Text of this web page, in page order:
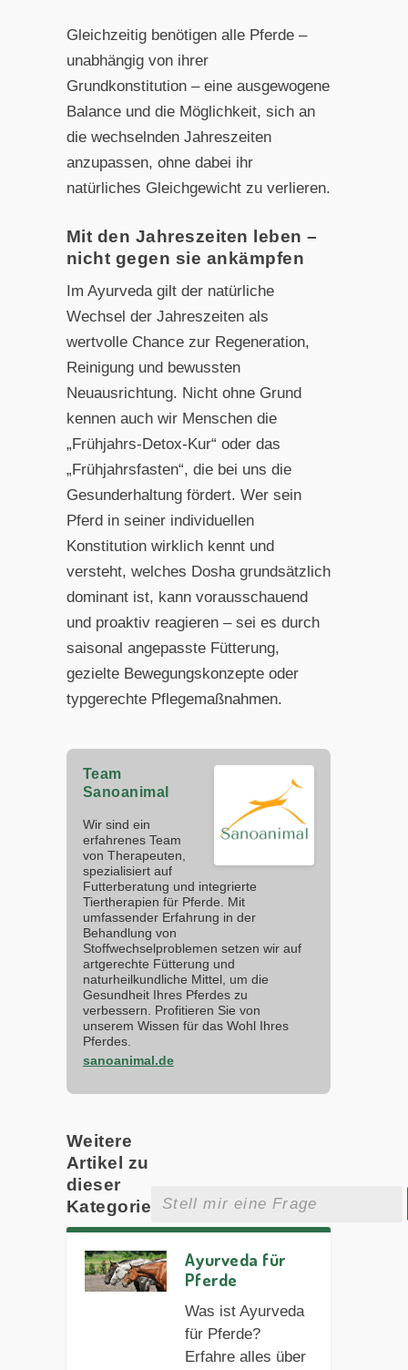
Gleichzeitig benötigen alle Pferde –
unabhängig von ihrer
Grundkonstitution – eine ausgewogene
Balance und die Möglichkeit, sich an
die wechselnden Jahreszeiten
anzupassen, ohne dabei ihr
natürliches Gleichgewicht zu verlieren.
Mit den Jahreszeiten leben –
nicht gegen sie ankämpfen
Im Ayurveda gilt der natürliche
Wechsel der Jahreszeiten als
wertvolle Chance zur Regeneration,
Reinigung und bewussten
Neuausrichtung. Nicht ohne Grund
kennen auch wir Menschen die
„Frühjahrs-Detox-Kur“ oder das
„Frühjahrsfasten“, die bei uns die
Gesunderhaltung fördert. Wer sein
Pferd in seiner individuellen
Konstitution wirklich kennt und
versteht, welches Dosha grundsätzlich
dominant ist, kann vorausschauend
und proaktiv reagieren – sei es durch
saisonal angepasste Fütterung,
gezielte Bewegungskonzepte oder
typgerechte Pflegemaßnahmen.
Team
Sanoanimal
Wir sind ein
erfahrenes Team
von Therapeuten,
spezialisiert auf
Futterberatung und integrierte
Tiertherapien für Pferde. Mit
umfassender Erfahrung in der
Behandlung von
Stoffwechselproblemen setzen wir auf
artgerechte Fütterung und
naturheilkundliche Mittel, um die
Gesundheit Ihres Pferdes zu
verbessern. Profitieren Sie von
unserem Wissen für das Wohl Ihres
Pferdes.
sanoanimal.de
Weitere
Artikel zu
dieser
Kategorie
Ayurveda für
Pferde
Was ist Ayurveda
für Pferde?
Erfahre alles über